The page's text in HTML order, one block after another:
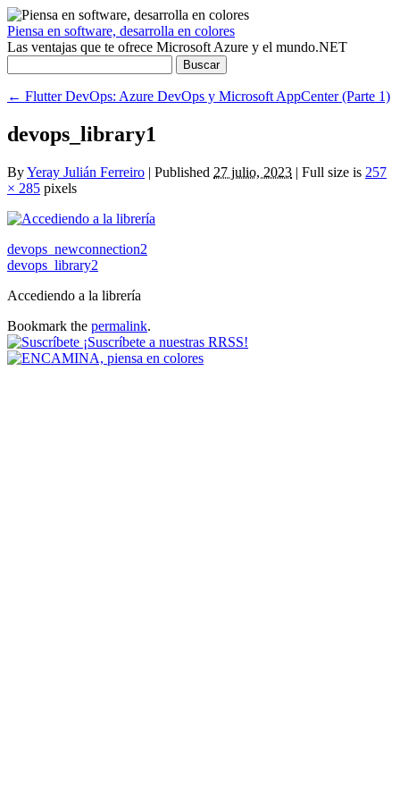
Piensa en software, desarrolla en colores
Las ventajas que te ofrece Microsoft Azure y el mundo.NET
← Flutter DevOps: Azure DevOps y Microsoft AppCenter (Parte 1)
devops_library1
ByYeray Julián Ferreiro | Published 27 julio, 2023 | Full size is 257
× 285 pixels
devops_newconnection2
devops_library2
Accediendo a la librería
Bookmark the permalink.
¡Suscríbete a nuestras RRSS!